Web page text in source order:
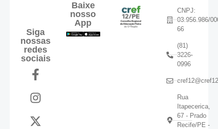
Siga
nossas
redes
sociais
Baixe
nosso
App
CNPJ:
03.956.986/
66
(81)
3226-
0996
Rua
Itapecerica,
67 - Prado
Recife/PE -